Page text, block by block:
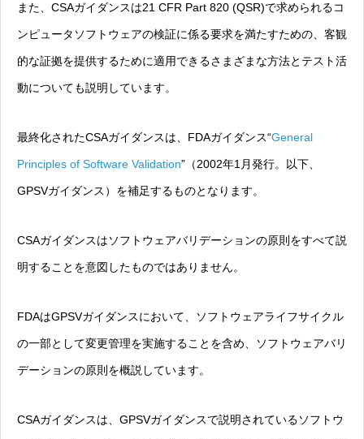
また、CSAガイダンスは21 CFR Part 820 (QSR)で求められるコ
ンピュータソフトウェアの検証に係る要求を満たすための、客観
的な証拠を提供するために適用できるさまざまな方法とテスト活
動についても説明しています。
最終化されたCSAガイダンスは、FDAガイダンス“General
Principles of Software Validation”（2002年1月発行。以下、
GPSVガイダンス）を補足するものとなります。
CSAガイダンスはソフトウェアバリデーションの原則をすべて説
明することを意図したものではありません。
FDAはGPSVガイダンスにおいて、ソフトウェアライフサイクル
の一部として変更管理を実施することを含め、ソフトウェアバリ
デーションの原則を概説しています。
CSAガイダンスは、GPSVガイダンスで説明されているソフトウ